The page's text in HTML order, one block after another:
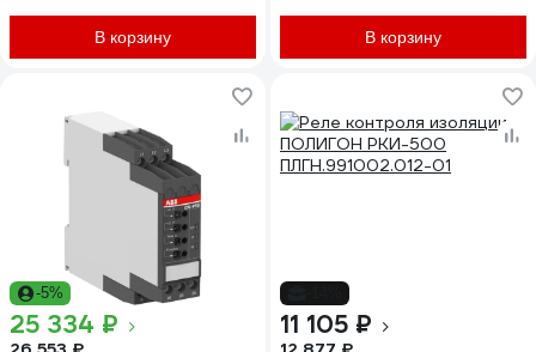
В корзину В корзину
-5%
25 334 ₽ 11 105 ₽